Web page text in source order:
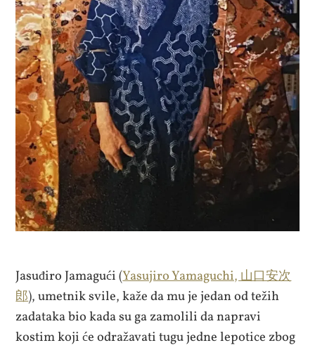
Jasuđiro Jamagući (Yasujiro Yamaguchi, 山口安次
郎), umetnik svile, kaže da mu je jedan od težih
zadataka bio kada su ga zamolili da napravi
kostim koji će odražavati tugu jedne lepotice zbog